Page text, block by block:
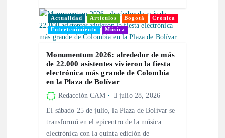
Actualidad Artículos Bogotá Crónica
Entretenimiento Música
Monumentum 2026: alrededor de más
de 22.000 asistentes vivieron la fiesta
electrónica más grande de Colombia
en la Plaza de Bolívar
Redacción CAM julio 28, 2026
El sábado 25 de julio, la Plaza de Bolívar se
transformó en el epicentro de la música
electrónica con la quinta edición de